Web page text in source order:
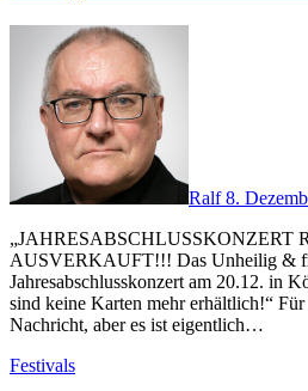
Ralf8.
„JAHRESABSCHLUSSKONZERT RESTLOS
AUSVERKAUFT!!! Das Unheilig &
Jahresabschlusskonzert am 20.12. in
sind keine Karten mehr erhältlich!“
Nachricht, aber es ist eigentlich…
Festivals